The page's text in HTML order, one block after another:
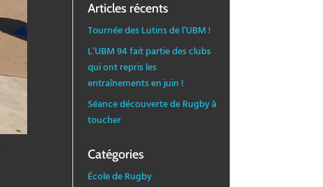
Articles récents
Tournée des Lutins de l’UBM !
L’UBM 94 fait partie des clubs
qui ont repris les
entraînements en juin !
Séance découverte de Rugby à
toucher
Catégories
École de Rugby